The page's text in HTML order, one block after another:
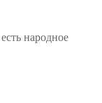
народное